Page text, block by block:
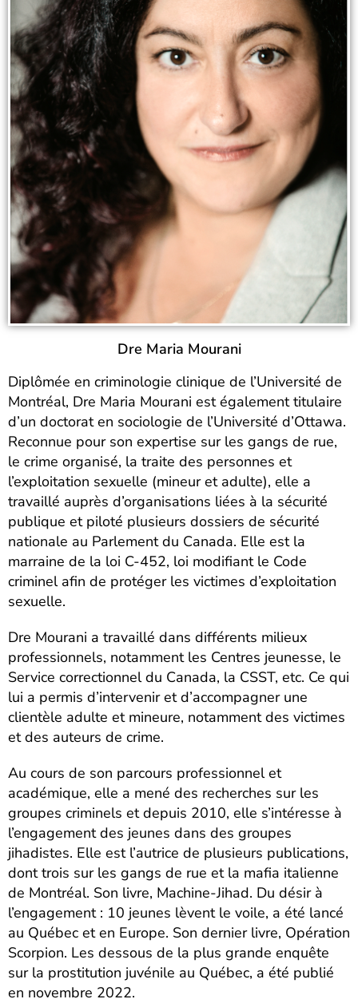
Dre Maria Mourani
Diplômée en criminologie clinique de l’Université de
Montréal, Dre Maria Mourani est également titulaire
d’un doctorat en sociologie de l’Université d’Ottawa.
Reconnue pour son expertise sur les gangs de rue,
le crime organisé, la traite des personnes et
l’exploitation sexuelle (mineur et adulte), elle a
travaillé auprès d’organisations liées à la sécurité
publique et piloté plusieurs dossiers de sécurité
nationale au Parlement du Canada. Elle est la
marraine de la loi C-452, loi modifiant le Code
criminel afin de protéger les victimes d’exploitation
sexuelle.
Dre Mourani a travaillé dans différents milieux
professionnels, notamment les Centres jeunesse, le
Service correctionnel du Canada, la CSST, etc. Ce qui
lui a permis d’intervenir et d’accompagner une
clientèle adulte et mineure, notamment des victimes
et des auteurs de crime.
Au cours de son parcours professionnel et
académique, elle a mené des recherches sur les
groupes criminels et depuis 2010, elle s’intéresse à
l’engagement des jeunes dans des groupes
jihadistes. Elle est l’autrice de plusieurs publications,
dont trois sur les gangs de rue et la mafia italienne
de Montréal. Son livre, Machine-Jihad. Du désir à
l’engagement : 10 jeunes lèvent le voile, a été lancé
au Québec et en Europe. Son dernier livre, Opération
Scorpion. Les dessous de la plus grande enquête
sur la prostitution juvénile au Québec, a été publié
en novembre 2022.